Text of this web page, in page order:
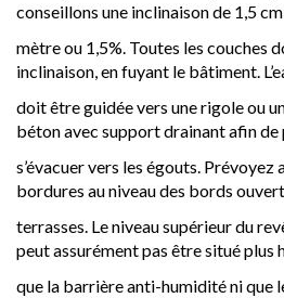
conseillons une inclinaison de 1,5
mètre ou 1,5%. Toutes les couches
inclinaison, en fuyant le bâtiment.
doit être guidée vers une rigole ou
béton avec support drainant afin
s’évacuer vers les égouts. Prévoyez
bordures au niveau des bords
terrasses. Le niveau supérieur du
peut assurément pas être situé plus
que la barrière anti-humidité ni que